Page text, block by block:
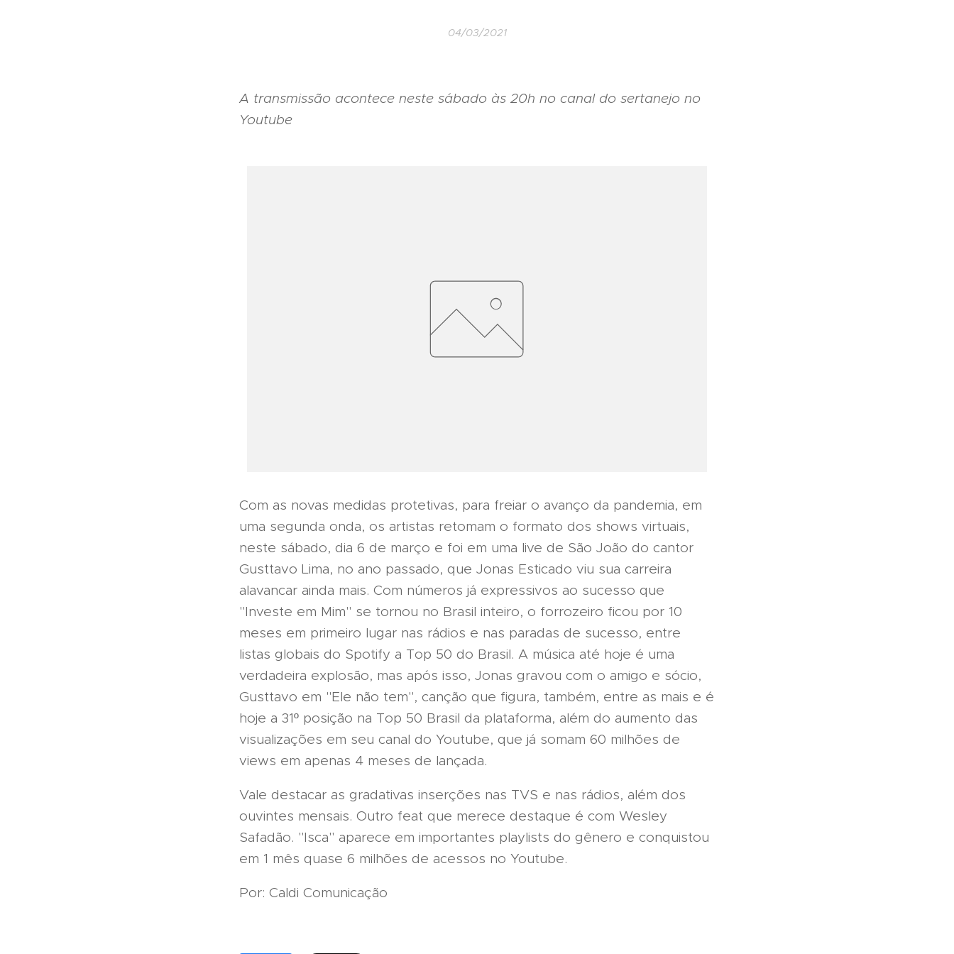
04/03/2021
A transmissão acontece neste sábado às 20h no canal do sertanejo no
Youtube
Com as novas medidas protetivas, para freiar o avanço da pandemia, em
uma segunda onda, os artistas retomam o formato dos shows virtuais,
neste sábado, dia 6 de março e foi em uma live de São João do cantor
Gusttavo Lima, no ano passado, que Jonas Esticado viu sua carreira
alavancar ainda mais. Com números já expressivos ao sucesso que
"Investe em Mim" se tornou no Brasil inteiro, o forrozeiro ficou por 10
meses em primeiro lugar nas rádios e nas paradas de sucesso, entre
listas globais do Spotify a Top 50 do Brasil. A música até hoje é uma
verdadeira explosão, mas após isso, Jonas gravou com o amigo e sócio,
Gusttavo em "Ele não tem", canção que figura, também, entre as mais e é
hoje a 31º posição na Top 50 Brasil da plataforma, além do aumento das
visualizações em seu canal do Youtube, que já somam 60 milhões de
views em apenas 4 meses de lançada.
Vale destacar as gradativas inserções nas TVS e nas rádios, além dos
ouvintes mensais. Outro feat que merece destaque é com Wesley
Safadão. "Isca" aparece em importantes playlists do gênero e conquistou
em 1 mês quase 6 milhões de acessos no Youtube.
Por: Caldi Comunicação